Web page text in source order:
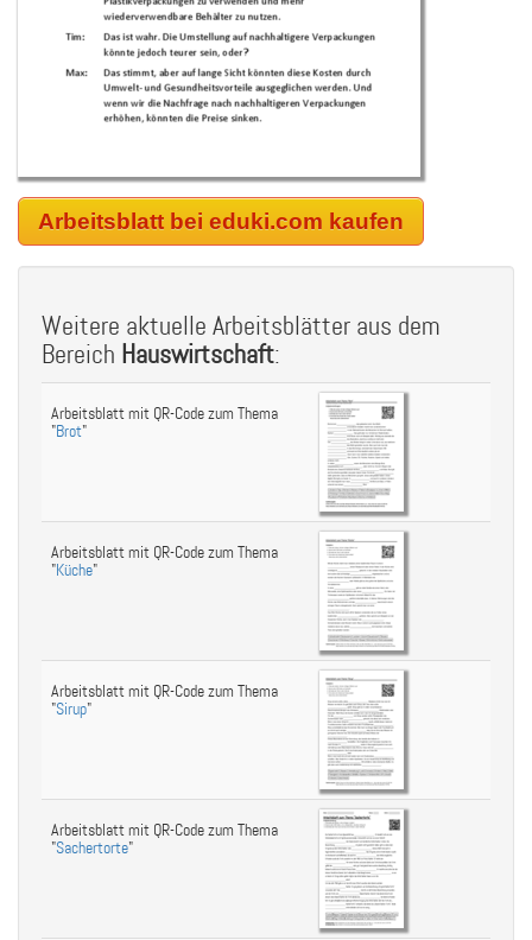
Arbeitsblatt bei eduki.com kaufen
Weitere aktuelle Arbeitsblätter aus dem
Bereich Hauswirtschaft:
Arbeitsblatt mit QR-Code zum Thema
"Brot"
Arbeitsblatt mit QR-Code zum Thema
"Küche"
Arbeitsblatt mit QR-Code zum Thema
"Sirup"
Arbeitsblatt mit QR-Code zum Thema
"Sachertorte"